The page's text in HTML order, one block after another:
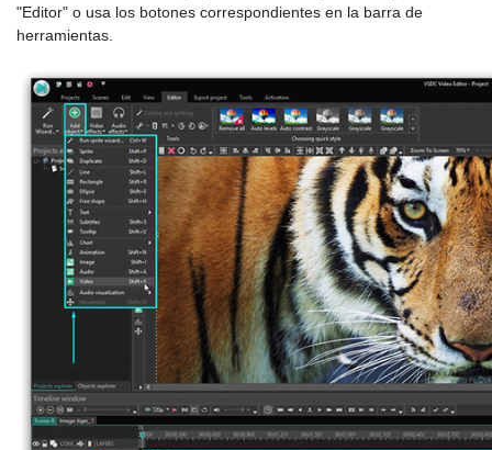
"Editor" o usa los botones correspondientes en la barra de
herramientas.